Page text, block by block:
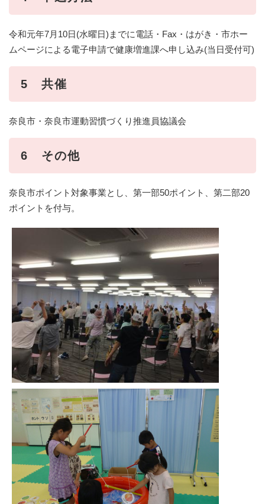
令和元年7月10日(水曜日)までに電話・Fax・はがき・市ホー
ムページによる電子申請で健康増進課へ申し込み(当日受付可)
5 共催
奈良市・奈良市運動習慣づくり推進員協議会
6 その他
奈良市ポイント対象事業とし、第一部50ポイント、第二部20
ポイントを付与。